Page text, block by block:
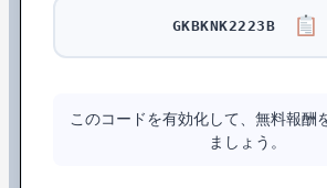
GKBKNK2223B
このコードを有効化して、無料報酬
ましょう。